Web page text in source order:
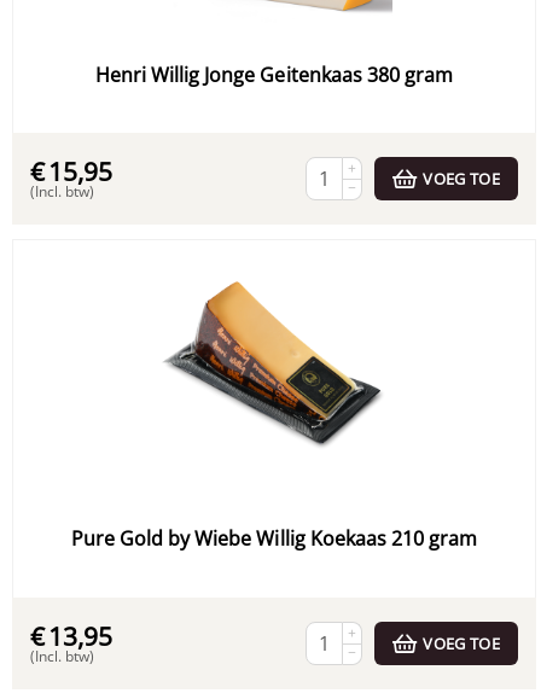
Henri Willig Jonge Geitenkaas 380 gram
€15,95
(Incl. btw)
+
−
VOEG TOE
Pure Gold by Wiebe Willig Koekaas 210 gram
€13,95
(Incl. btw)
+
−
VOEG TOE